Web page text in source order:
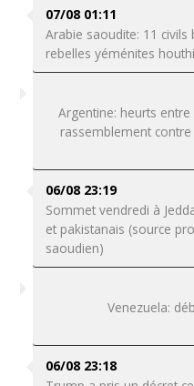
07/08 01:11
Arabie saoudite: 11
rebelles yéménites
Argentine: heurts
rassemblement
06/08 23:19
Sommet vendredi à
et pakistanais (source
saoudien)
Venezuela:
06/08 23:18